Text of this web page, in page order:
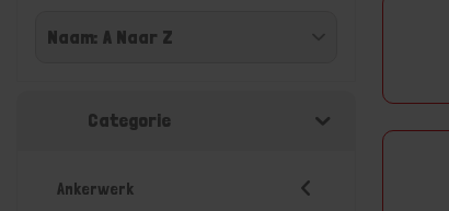
Categorie
Ankerwerk